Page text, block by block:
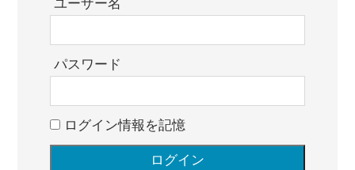
パスワード
ログイン情報を記憶